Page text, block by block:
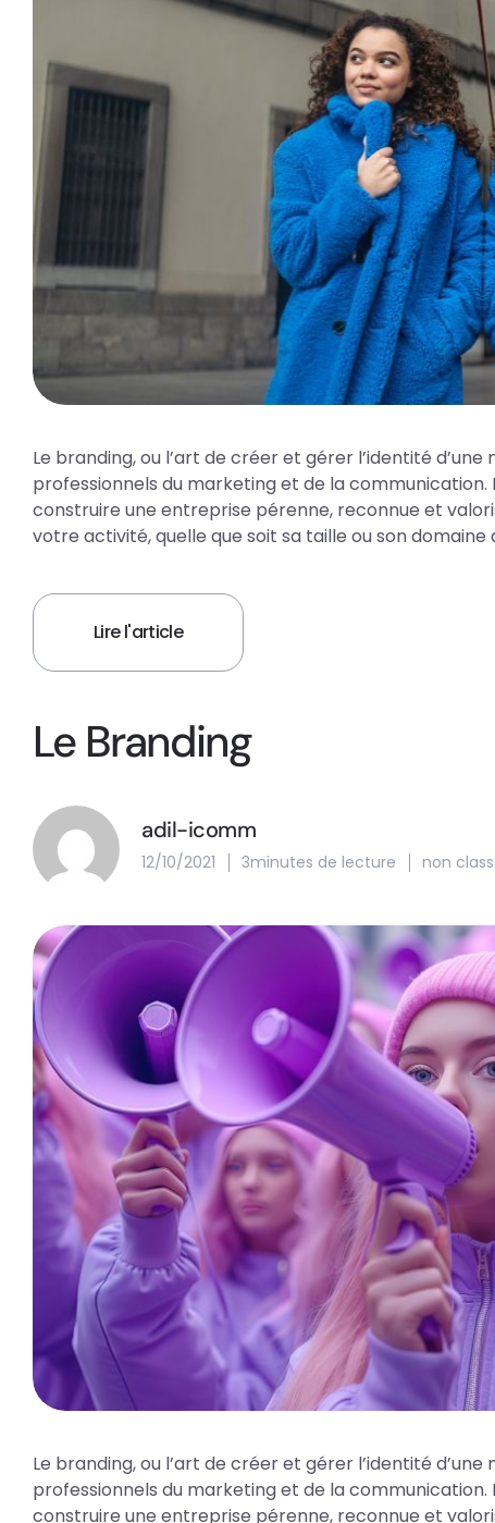
Le branding, ou l’art de créer et gérer l’identité
professionnels du marketing et de la
construire une entreprise pérenne, reconnue et
votre activité, quelle que soit sa taille ou son domaine
Lire l'article
Le Branding
adil-icomm
12/10/2021 3minutes de lecture non
Le branding, ou l’art de créer et gérer l’identité
professionnels du marketing et de la
construire une entreprise pérenne, reconnue et